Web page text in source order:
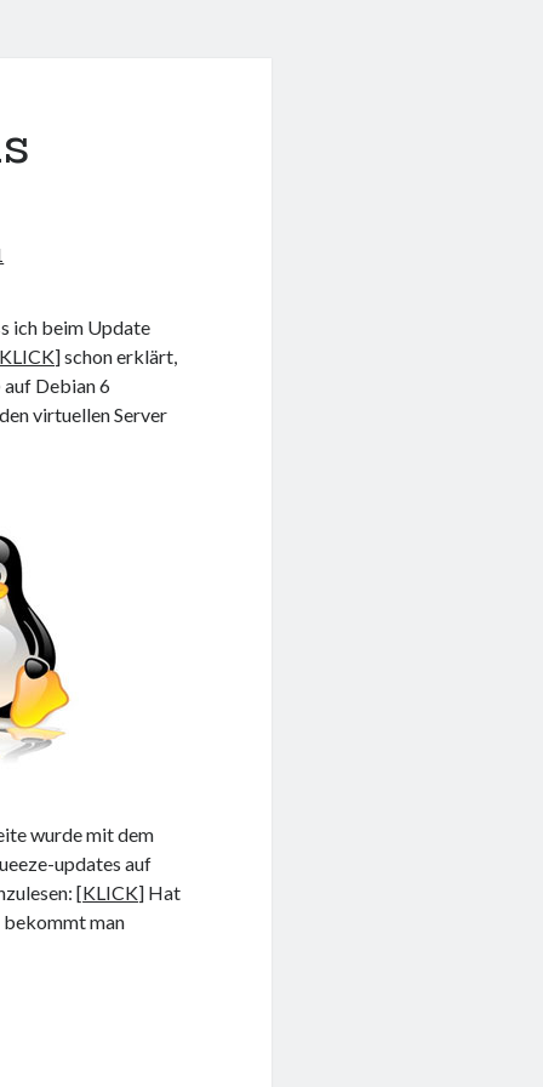
ich beim Update
KLICK] schon erklärt,
Debian 6
virtuellen Server
wurde mit dem
updates auf
[KLICK] Hat
bekommt man